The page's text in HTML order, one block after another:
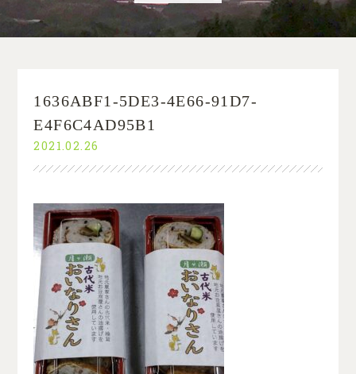
1636ABF1-5DE3-4E66-91D7-
E4F6C4AD95B1
2021.02.26